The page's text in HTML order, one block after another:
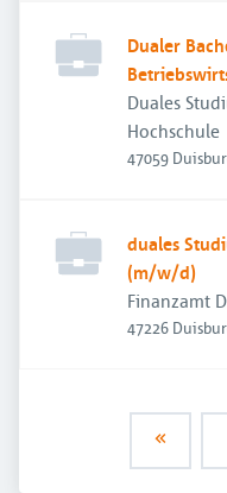
Dualer
Duales
Hochschule
47059
duales
(m/w/d)
Finanzamt
47226